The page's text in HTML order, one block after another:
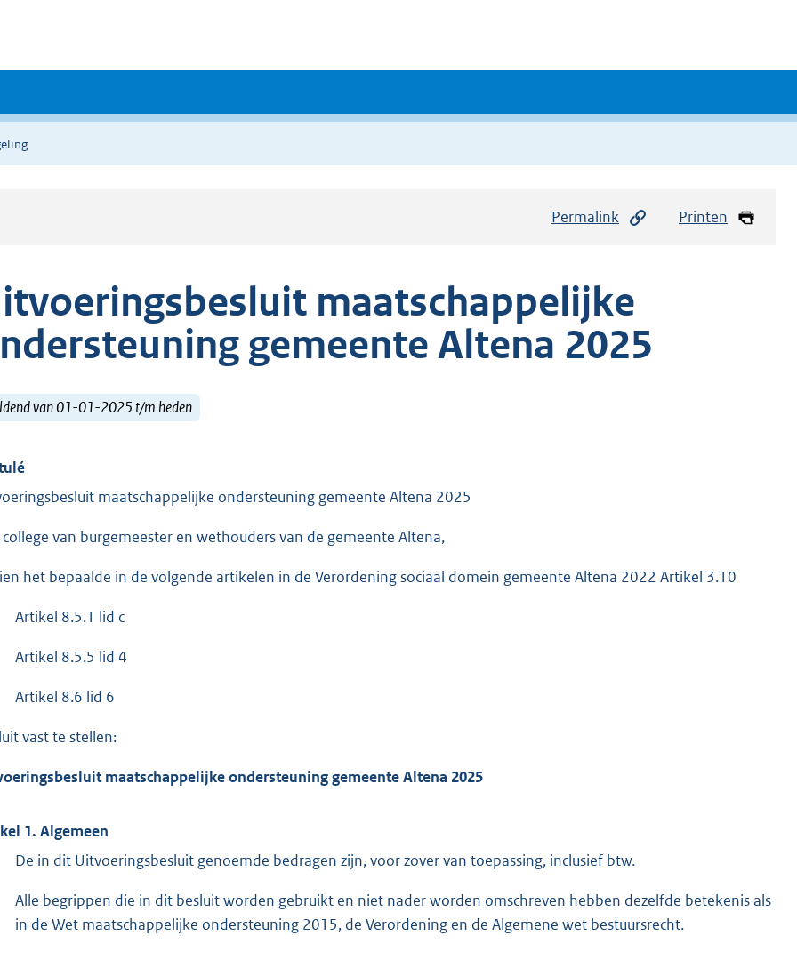
Permalink Printen
maatschappelijke
gemeente Altena 2025
van 01-01-2025 t/m heden
maatschappelijke ondersteuning gemeente Altena 2025
van burgemeester en wethouders van de gemeente Altena,
het bepaalde in de volgende artikelen in de Verordening sociaal domein gemeente Altena 2022 Artikel 3.10
Artikel 8.5.1 lid c
Artikel 8.5.5 lid 4
Artikel 8.6 lid 6
vast te stellen:
maatschappelijke ondersteuning gemeente Altena 2025
1. Algemeen
De in dit Uitvoeringsbesluit genoemde bedragen zijn, voor zover van toepassing, inclusief btw.
Alle begrippen die in dit besluit worden gebruikt en niet nader worden omschreven hebben dezelfde betekenis als
in de Wet maatschappelijke ondersteuning 2015, de Verordening en de Algemene wet bestuursrecht.